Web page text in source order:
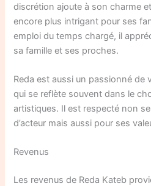
discrétion ajoute à son charme
encore plus intrigant pour ses
emploi du temps chargé, il
sa famille et ses proches.
Reda est aussi un passionné de
qui se reflète souvent dans le
artistiques. Il est respecté non
d’acteur mais aussi pour ses
Revenus
Les revenus de Reda Kateb